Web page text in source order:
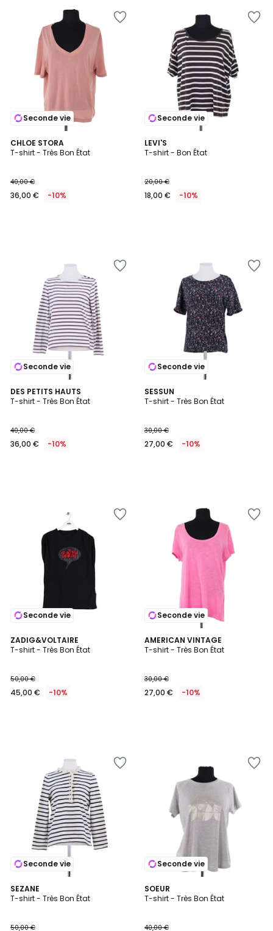
Seconde vie
CHLOE STORA
T-shirt - Très Bon État
40,00 €
36,00 € -10%
Seconde vie
LEVI'S
T-shirt - Bon État
20,00 €
18,00 € -10%
Seconde vie
DES PETITS HAUTS
T-shirt - Très Bon État
40,00 €
36,00 € -10%
Seconde vie
SESSUN
T-shirt - Très Bon État
30,00 €
27,00 € -10%
Seconde vie
ZADIG&VOLTAIRE
T-shirt - Très Bon État
50,00 €
45,00 € -10%
Seconde vie
AMERICAN VINTAGE
T-shirt - Très Bon État
30,00 €
27,00 € -10%
Seconde vie
SEZANE
T-shirt - Très Bon État
50,00 €
Seconde vie
SOEUR
T-shirt - Très Bon État
40,00 €